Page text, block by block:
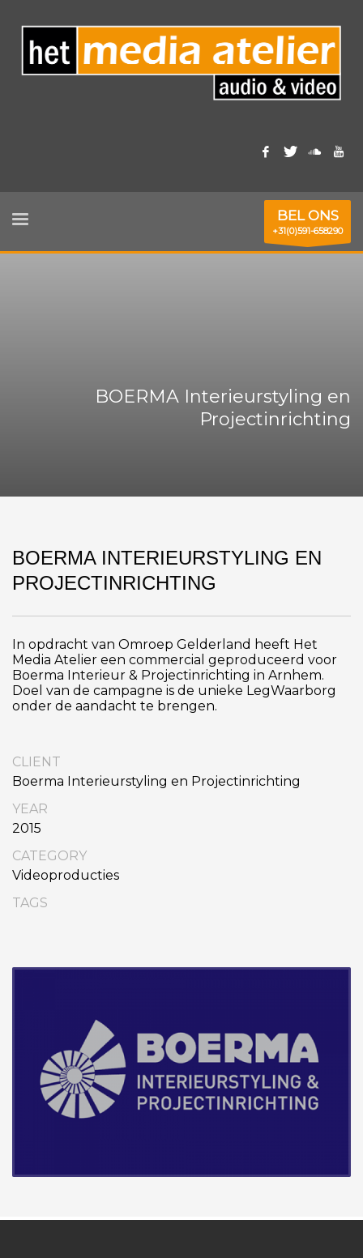
BEL ONS
+31(0)591-658290
BOERMA Interieurstyling en
Projectinrichting
BOERMA INTERIEURSTYLING EN
PROJECTINRICHTING
In opdracht van Omroep Gelderland heeft Het
Media Atelier een commercial geproduceerd voor
Boerma Interieur & Projectinrichting in Arnhem.
Doel van de campagne is de unieke LegWaarborg
onder de aandacht te brengen.
CLIENT
Boerma Interieurstyling en Projectinrichting
YEAR
2015
CATEGORY
Videoproducties
TAGS